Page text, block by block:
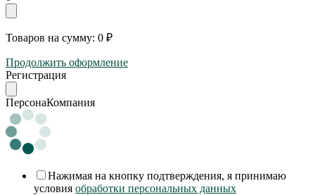
Товаров на сумму: 0 ₽
Продолжить оформление
Регистрация
ПерсонаКомпания
Нажимая на кнопку подтверждения, я принимаю
условия обработки персональных данных